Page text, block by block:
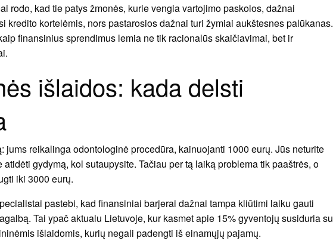
rodo, kad tie patys žmonės, kurie vengia vartojimo paskolos, dažnai
kredito kortelėmis, nors pastarosios dažnai turi žymiai aukštesnes palūkanas.
finansinius sprendimus lemia ne tik racionalūs skaičiavimai, bet ir
išlaidos: kada delsti
jums reikalinga odontologinė procedūra, kainuojanti 1000 eurų. Jūs neturite
atidėti gydymą, kol sutaupysite. Tačiau per tą laiką problema tik paaštrės, o
iki 3000 eurų.
pastebi, kad finansiniai barjerai dažnai tampa kliūtimi laiku gauti
Tai ypač aktualu Lietuvoje, kur kasmet apie 15% gyventojų susiduria su
išlaidomis, kurių negali padengti iš einamųjų pajamų.